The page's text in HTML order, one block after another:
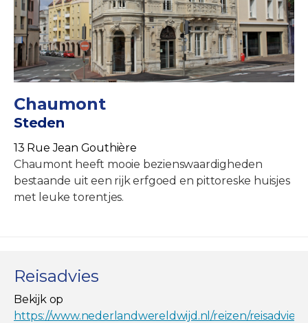
Chaumont
Steden
13 Rue Jean Gouthière
Chaumont heeft mooie bezienswaardigheden
bestaande uit een rijk erfgoed en pittoreske huisjes
met leuke torentjes.
Reisadvies
Bekijk op
https://www.nederlandwereldwijd.nl/reizen/